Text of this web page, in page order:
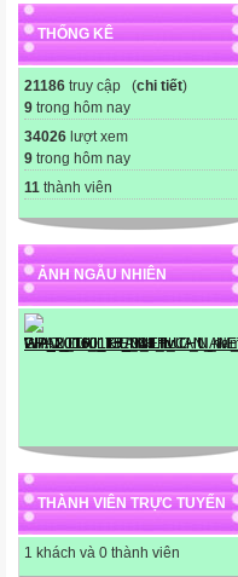
THỐNG KÊ
21186 truy cập (chi tiết)
9 trong hôm nay
34026 lượt xem
9 trong hôm nay
11 thành viên
ẢNH NGẪU NHIÊN
THÀNH VIÊN TRỰC TUYẾN
1 khách và 0 thành viên